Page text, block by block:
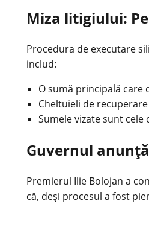
Miza litigiului:
Procedura de executare
includ:
O sumă principală care
Cheltuieli de
Sumele vizate sunt cele
Guvernul
Premierul Ilie Bolojan a
că, deși procesul a fost